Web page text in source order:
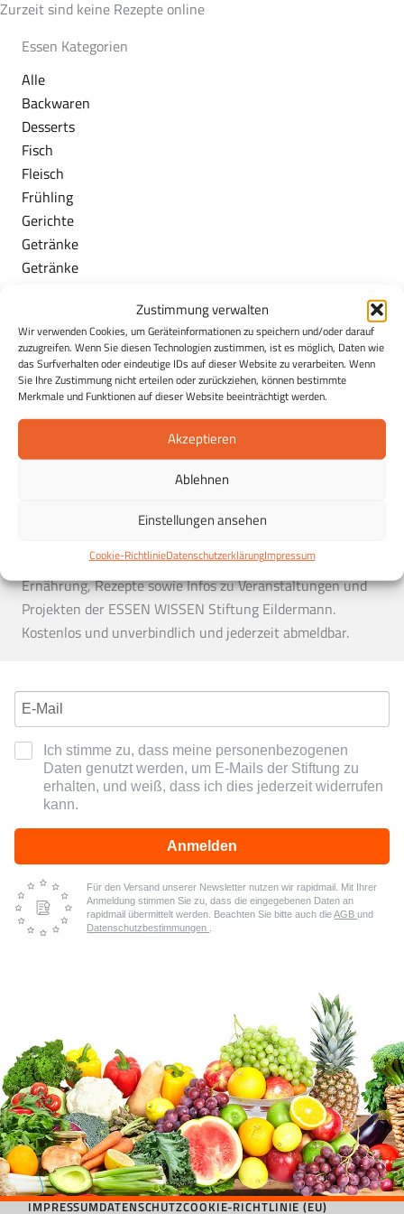
Zustimmung verwalten
Wir verwenden Cookies, um Geräteinformationen zu speichern und/oder darauf
zuzugreifen. Wenn Sie diesen Technologien zustimmen, ist es möglich, Daten wie
das Surfverhalten oder eindeutige IDs auf dieser Website zu verarbeiten. Wenn
Sie Ihre Zustimmung nicht erteilen oder zurückziehen, können bestimmte
Merkmale und Funktionen auf dieser Website beeinträchtigt werden.
Akzeptieren
Ablehnen
Einstellungen ansehen
Cookie-RichtlinieDatenschutzerklärungImpressum
Zurzeit sind keine Rezepte online
Essen Kategorien
Alle
Backwaren
Desserts
Fisch
Fleisch
Frühling
Gerichte
Getränke
Getränke
Obst/Gemüse
Sommer
Vegan
Vegetarisch
Der Essen & Wissen Newsletter
Essen & Wissen in Ihrem Postfach:Entdecken Sie die
in regelmäßigen Abständen Tipps zu einer gesunden
Ernährung, Rezepte sowie Infos zu Veranstaltungen und
Projekten der ESSEN WISSEN Stiftung Eildermann.
Kostenlos und unverbindlich und jederzeit abmeldbar.
Ich stimme zu, dass meine personenbezogenen
Daten genutzt werden, um E-Mails der Stiftung zu
erhalten, und weiß, dass ich dies jederzeit widerrufen
kann.
Anmelden
Für den Versand unserer Newsletter nutzen wir rapidmail. Mit Ihrer
Anmeldung stimmen Sie zu, dass die eingegebenen Daten an
rapidmail übermittelt werden. Beachten Sie bitte auch dieAGBund
Datenschutzbestimmungen
IMPRESSUMDATENSCHUTZCOOKIE-RICHTLINIE (EU)